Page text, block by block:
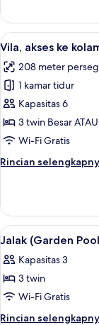
Vila,
akses
ke
renang
Lihat
semua
foto
untuk
Vila,
akses
ke
renang,
14
Vila, akses ke
208 meter
1 kamar tidur
Kapasitas 6
3 twin Besar
Wi-Fi Gratis
Rincian
Rincian
Vila,
akses
ke
renang,
area
Lihat
semua
foto
untuk
Jalak
(Garden
9
Jalak (Garden
Kapasitas 3
3 twin
Wi-Fi Gratis
Rincian
Rincian